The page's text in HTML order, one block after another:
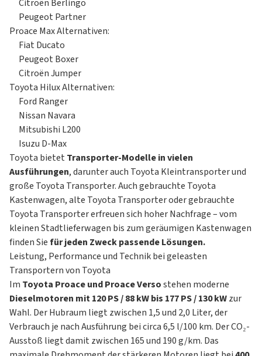
Citroën Berlingo
Peugeot Partner
Proace Max Alternativen:
Fiat Ducato
Peugeot Boxer
Citroën Jumper
Toyota Hilux Alternativen:
Ford Ranger
Nissan Navara
Mitsubishi L200
Isuzu D-Max
Toyota bietet Transporter-Modelle in vielen
Ausführungen, darunter auch Toyota Kleintransporter und
große Toyota Transporter. Auch gebrauchte Toyota
Kastenwagen, alte Toyota Transporter oder gebrauchte
Toyota Transporter erfreuen sich hoher Nachfrage – vom
kleinen Stadtlieferwagen bis zum geräumigen Kastenwagen
finden Siefür jeden Zweck passende Lösungen.
Leistung, Performance und Technik bei geleasten
Transportern von Toyota
Im Toyota Proace und Proace Versostehen moderne
Dieselmotoren mit 120 PS / 88 kW bis 177 PS / 130 kWzur
Wahl. Der Hubraum liegt zwischen 1,5 und 2,0 Liter, der
Verbrauch je nach Ausführung bei circa 6,5 l/100 km. Der CO₂-
Ausstoß liegt damit zwischen 165 und 190 g/km. Das